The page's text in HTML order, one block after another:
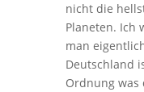
nicht die
Planeten. Ich
man
Deutschland
Ordnung was